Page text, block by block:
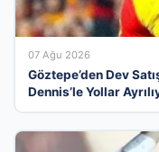
07 Ağu 2026
Göztepe’den Dev
Dennis’le Yollar